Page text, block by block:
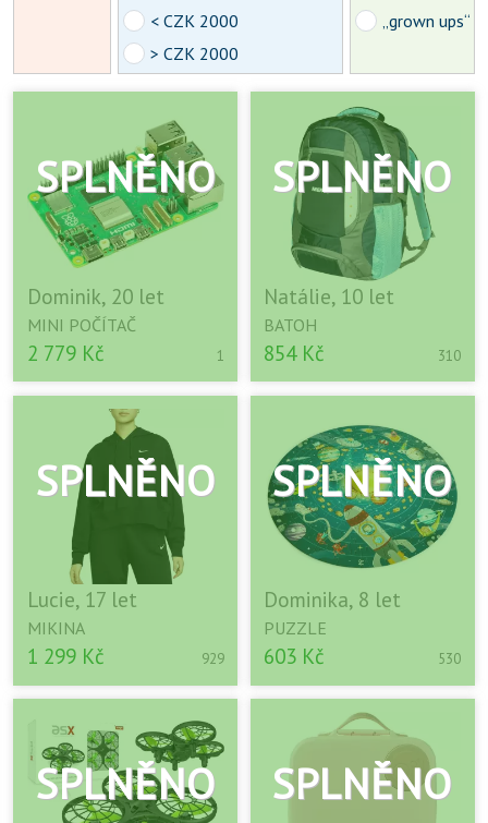
< CZK 2000
> CZK 2000
„grown ups“
Dominik, 20 let
MINI POČÍTAČ
2 779 Kč 1
Natálie, 10 let
BATOH
854 Kč 310
Lucie, 17 let
MIKINA
1 299 Kč 929
Dominika, 8 let
PUZZLE
603 Kč 530